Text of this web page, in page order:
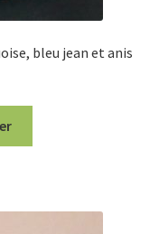
bleu jean et anis